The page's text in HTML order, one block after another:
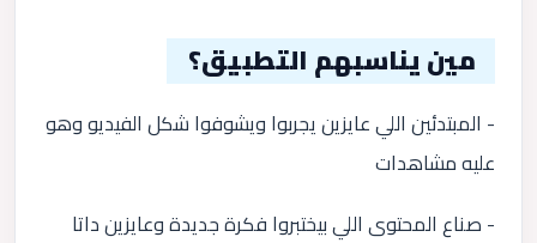
مين يناسبهم التطبيق؟
- المبتدئين اللي عايزين يجربوا ويشوفوا شكل الفيديو وهو
عليه مشاهدات
- صناع المحتوى اللي بيختبروا فكرة جديدة وعايزين داتا